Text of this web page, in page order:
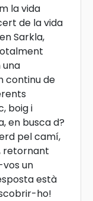
la vida
de la vida
Sarkla,
continu de
boig i
en busca d?
pel camí,
retornant
un
està
ho!